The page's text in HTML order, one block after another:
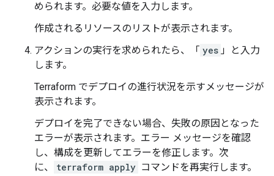
められます。必要な値を入力します。
作成されるリソースのリストが表示されます。
アクションの実行を求められたら、「 yes 」と入力
します。
Terraform でデプロイの進行状況を示すメッセージが
表示されます。
デプロイを完了できない場合、失敗の原因となった
エラーが表示されます。エラー メッセージを確認
し、構成を更新してエラーを修正します。次
に、
terraform apply コマンドを再実行します。